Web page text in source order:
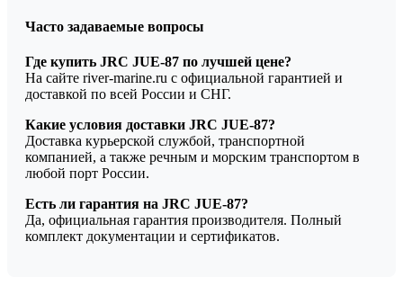
Часто задаваемые вопросы
Где купить JRC JUE-87 по лучшей цене?
На сайте river-marine.ru с официальной гарантией и
доставкой по всей России и СНГ.
Какие условия доставки JRC JUE-87?
Доставка курьерской службой, транспортной
компанией, а также речным и морским транспортом в
любой порт России.
Есть ли гарантия на JRC JUE-87?
Да, официальная гарантия производителя. Полный
комплект документации и сертификатов.